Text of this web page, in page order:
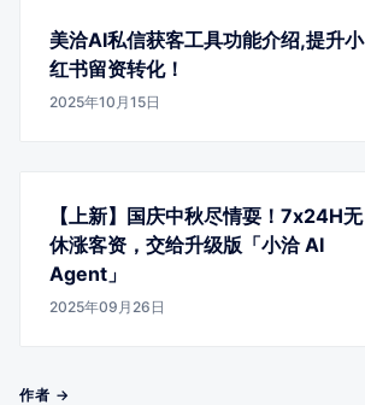
美洽AI私信获客工具功能介绍,提升小
红书留资转化！
2025年10月15日
【上新】国庆中秋尽情耍！7x24H无
休涨客资，交给升级版「小洽 AI
Agent」
2025年09月26日
作者 →